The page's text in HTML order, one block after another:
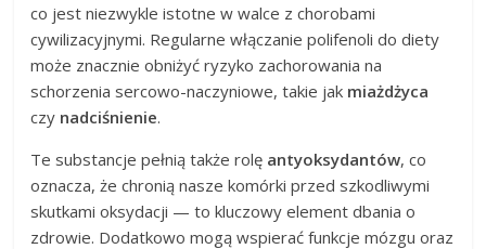
co jest niezwykle istotne w walce z chorobami
cywilizacyjnymi. Regularne włączanie polifenoli do diety
może znacznie obniżyć ryzyko zachorowania na
schorzenia sercowo-naczyniowe, takie jak miażdżyca
czy nadciśnienie.
Te substancje pełnią także rolę antyoksydantów, co
oznacza, że chronią nasze komórki przed szkodliwymi
skutkami oksydacji — to kluczowy element dbania o
zdrowie. Dodatkowo mogą wspierać funkcje mózgu oraz